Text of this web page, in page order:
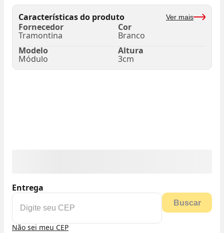
Características do produto Ver mais
Fornecedor
Tramontina
Cor
Branco
Modelo
Módulo
Altura
3cm
Entrega
Buscar
Não sei meu CEP